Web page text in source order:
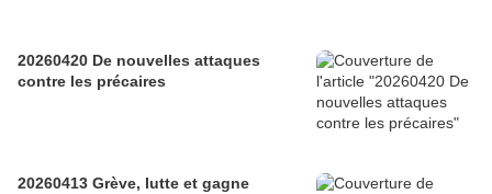
20260420 De nouvelles attaques
contre les précaires
20260413 Grève, lutte et gagne